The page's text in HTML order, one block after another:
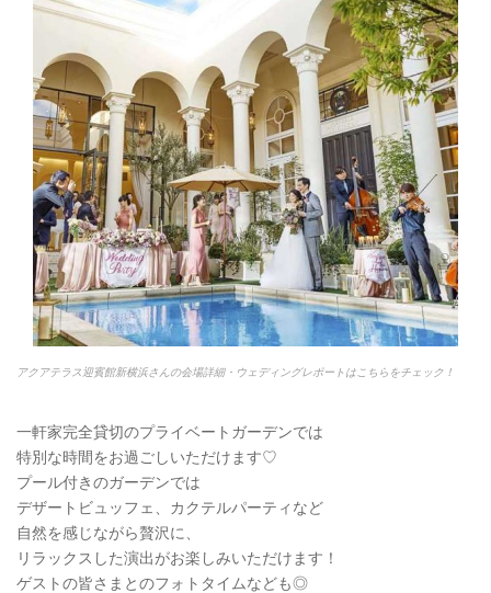
アクアテラス迎賓館新横浜さんの会場詳細・ウェディングレポートはこちらをチェック！
一軒家完全貸切のプライベートガーデンでは
特別な時間をお過ごしいただけます♡
プール付きのガーデンでは
デザートビュッフェ、カクテルパーティなど
自然を感じながら贅沢に、
リラックスした演出がお楽しみいただけます！
ゲストの皆さまとのフォトタイムなども◎